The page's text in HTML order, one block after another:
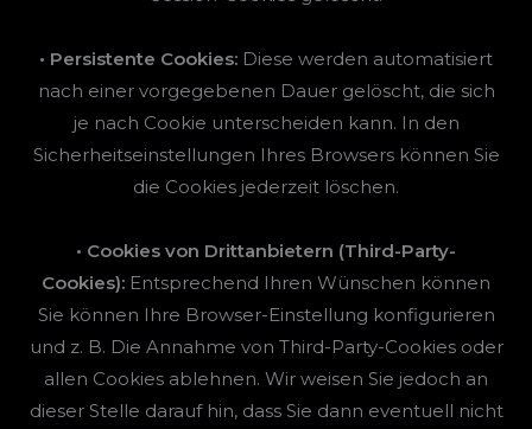
• Persistente Cookies: Diese werden automatisiert
nach einer vorgegebenen Dauer gelöscht, die sich
je nach Cookie unterscheiden kann. In den
Sicherheitseinstellungen Ihres Browsers können Sie
die Cookies jederzeit löschen.
• Cookies von Drittanbietern (Third-Party-
Cookies): Entsprechend Ihren Wünschen können
Sie können Ihre Browser-Einstellung konfigurieren
und z. B. Die Annahme von Third-Party-Cookies oder
allen Cookies ablehnen. Wir weisen Sie jedoch an
dieser Stelle darauf hin, dass Sie dann eventuell nicht